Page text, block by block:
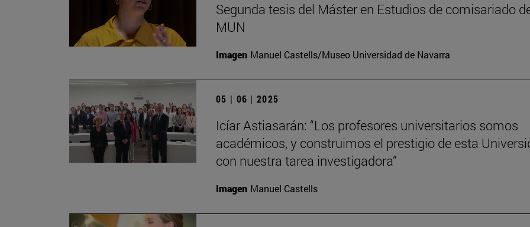
Segunda tesis del Máster en Estudios de comisariado
MUN
Imagen Manuel Castells/Museo Universidad de Navarra
05 | 06 | 2025
Icíar Astiasarán: “Los profesores universitarios somos
académicos, y construimos el prestigio de esta
con nuestra tarea investigadora”
Imagen Manuel Castells